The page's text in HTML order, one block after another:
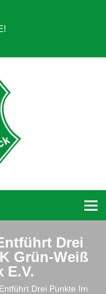
Drei
Grün-Weiß
E.V.
Drei Punkte Im